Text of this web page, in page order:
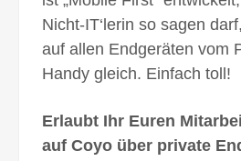
Nicht-IT‘lerin so sagen
auf allen Endgeräten vom
Handy gleich. Einfach toll!
Erlaubt Ihr Euren
auf Coyo über private